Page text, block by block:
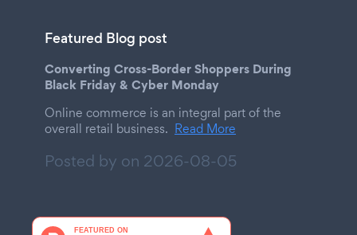
Featured Blog post
Converting Cross-Border Shoppers During
Black Friday & Cyber Monday
Online commerce is an integral part of the
overall retail business. Read More
Posted by on 2026-08-05